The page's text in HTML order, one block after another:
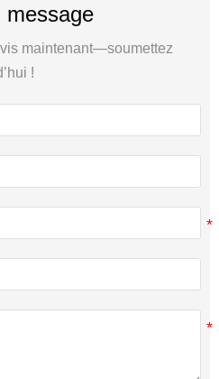
message
maintenant—soumettez
!